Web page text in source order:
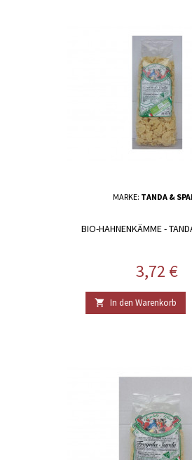
MARKE: TANDA &
BIO-HAHNENKÄMME -
Preis
3,72 €
 In den Warenkorb